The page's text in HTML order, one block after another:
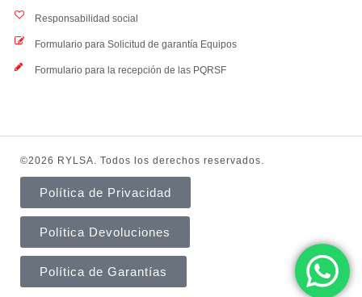
Responsabilidad social
Formulario para Solicitud de garantía Equipos
Formulario para la recepción de las PQRSF
©2026 RYLSA. Todos los derechos reservados.
Política de Privacidad
Política Devoluciones
Política de Garantías